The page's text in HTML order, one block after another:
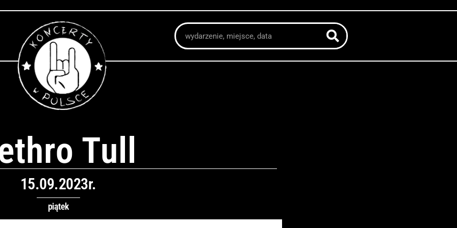
Szukaj
Tull
15.09.2023r.
piątek